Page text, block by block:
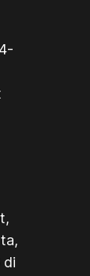
di